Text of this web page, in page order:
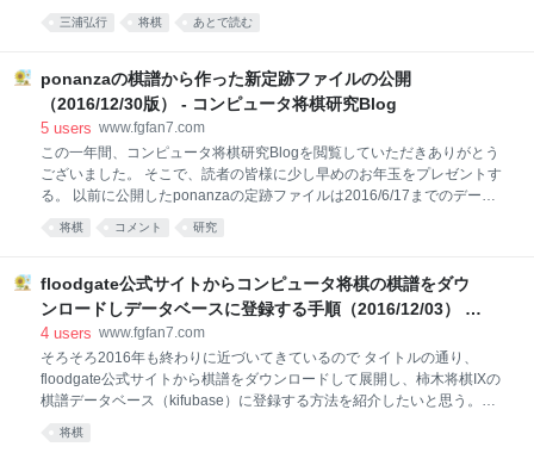
員会の報告を受けて」という題名で日本将棋連盟常務
会名義による文章が掲載された。 将棋世界 2017年3月
メディア: 雑誌 この商品を含むブログを見る まず冒頭
で将棋ファン、主催社・協賛社、三浦九段への謝罪の
言葉が載っている。 そこから今回の「将棋ソフト不正
関しては特に今までの説明と変わりはない。 次に
10/10に行われた、極秘会合から三浦九段が竜王戦挑
戦権の失効及び、3ヶ月間の出場停止になった経緯が
説明されている。 しかし、ここでの記述の内容には疑
三浦弘行 将棋 あとで読む
ponanzaの棋譜から作った新定跡ファイルの公開
（2016/12/30版） - コンピュータ将棋研究Blog
5 users www.fgfan7.com
この一年間、コンピュータ将棋研究Blogを閲覧していただきありがとう
ございました。 そこで、読者の皆様に少し早めのお年玉をプレゼントす
る。 以前に公開したponanzaの定跡ファイルは2016/6/17までのデータ
だったので、 www.fgfan7.com さらにそこから2016/12/30までの
ponanzaの棋譜を追加して新定跡を作った。 以下のリンクからダウンロ
new_ponanza_2016.sbk という名称で、ShogiGUIの定跡として使用で
きる。 定跡に使用したponanzaの棋譜は ・2015年11月のfloodgate ・
2015年将棋電王トーナメント ・2015年12月の将棋倶楽部24 ・2016年
・第一期電王戦 ・2016年世界
将棋 コメント 研究
floodgate公式サイトからコンピュータ将棋の棋譜をダウ
ンロードしデータベースに登録する手順（2016/12/03） -
コンピュータ将棋研究Blog
4 users www.fgfan7.com
そろそろ2016年も終わりに近づいてきているので タイトルの通り、
floodgate公式サイトから棋譜をダウンロードして展開し、柿木将棋IXの
棋譜データベース（kifubase）に登録する方法を紹介したいと思う。
※（2016/12/03）で可能な方法です。今後仕様の変更などによりできな
くなる可能性があります。 【１】①7-Zipをダウンロードする
将棋